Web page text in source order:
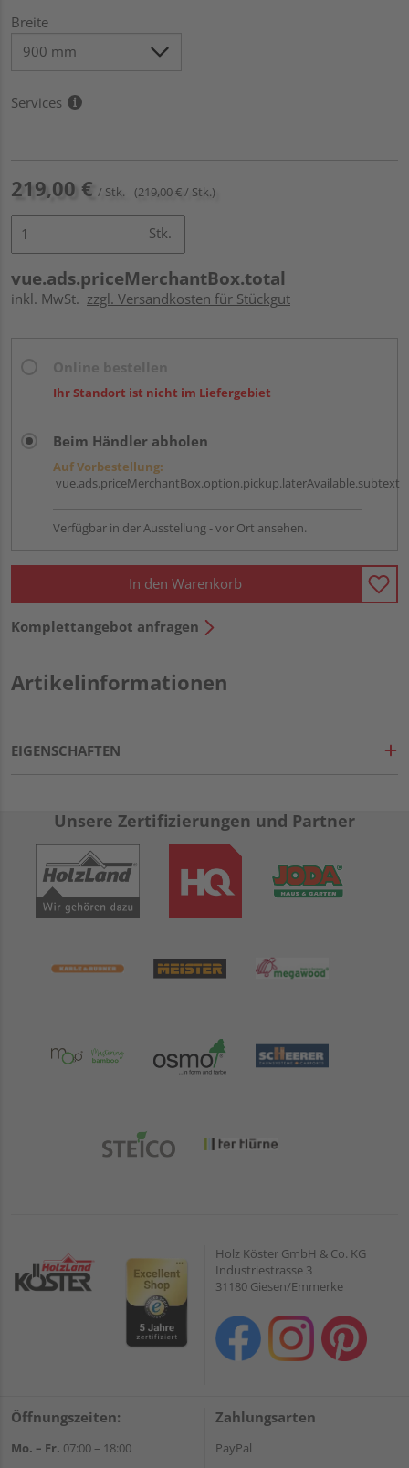
Breite
Services
219,00 € / Stk. (219,00 € / Stk.)
Stk.
vue.ads.priceMerchantBox.total
inkl. MwSt. zzgl. Versandkosten für Stückgut
Ihr Standort ist nicht im Liefergebiet
Beim Händler abholen
Auf Vorbestellung:
vue.ads.priceMerchantBox.option.pickup.laterAvailable.subtext
Verfügbar in der Ausstellung - vor Ort ansehen.
In den Warenkorb
Komplettangebot anfragen
Artikelinformationen
EIGENSCHAFTEN
Unsere Zertifizierungen und Partner
Holz Köster GmbH & Co. KG
Industriestrasse 3
31180 Giesen/Emmerke
Öffnungszeiten:
Mo. – Fr. 07:00 – 18:00
Zahlungsarten
PayPal